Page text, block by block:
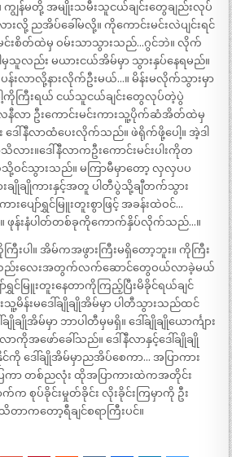
ျွန်မတို့ အမျိုးသမီးသူငယ်ချင်းတွေချည်းလုပ်
လို့ ညအိပ်ခေါ်မလို့။ ကိုကောင်းမင်းလဲပျင်းရင်
မင်းစိတ်ထဲမှ ဝမ်းသာသွားသည်…ဂွင်ဘဲ။ လိုက်
ါမှသူလည်း မယားငယ်အိမ်မှာ သွားနှပ်နေရမည်။
ပန်းလာလို့နားလိုက်ဦးမယ်…။ မိန်းမလိုက်သွားမှာ
ါ့ကိုကြီးရယ် ငယ်သူငယ်ချင်းတွေလုပ်တဲ့ပွဲ
ေနီလာ ဦးကောင်းမင်းကားသူ့ပိုက်ဆံအိတ်ထဲမှ
ေါ်နီလာထံပေးလိုက်သည်။ ဖဲရိုက်ဖို့ပေါ့။ အဲ့ဒါ
လား။ဒေါ်နီလာကဦးကောင်းမင်းပါးကိုတ
သို့ဝင်သွားသည်။ မကြာမီမှာတော့ လှလှပပ
ချိုချိုကားနှင့်အတူ ပါတီပွဲသို့ချီတက်သွား
းပျော်ရွှင်မြူးတူးစွာဖြင့် အခန်းထဲဝင်…
န်းနံပါတ်တစ်ခုကိုကောက်နှိပ်လိုက်သည်…။
းပါ။ အိမ်ကအဖွားကြီးမရှိတော့ဘူး။ ကိုကြီး
.။သည်းလေးအတွက်လက်ဆောင်တွေဝယ်လာခဲ့မယ်
ာ်ရွှင်မြူးတူးနေတာကိုကြည့်ပြီးမိခိုင်ရယ်ချင်
သူ့မိန်းမဒေါ်ချိုချိုအိမ်မှာ ပါတီသွားသည်ထင်
ျိုအိမ်မှာ ဘာပါတီမှမရှိ။ ဒေါ်ချိုချိုယောင်္ကျား
ာကိုအဖော်ခေါ်သည်။ ဒေါ်နီလာနှင့်ဒေါ်ချိုချို
ဒေါ်ချိုအိမ်မှာညအိပ်စေကာ… အပြာကား
ြကာ တစ်ညလုံး ထိုအပြာကားထဲကအတိုင်း
စုပ်ခိုင်းမှုတ်ခိုင်း လိုးခိုင်းကြမှာကို ဦး
ာကတော့ရီချင်စရာကြီးပင်။